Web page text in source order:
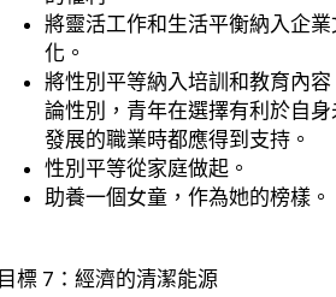
將靈活工作和生活平衡納入企業
化。
將性別平等納入培訓和教育內容
論性別，青年在選擇有利於自身
發展的職業時都應得到支持。
性別平等從家庭做起。
助養一個女童，作為她的榜樣。
目標 7：經濟的清潔能源